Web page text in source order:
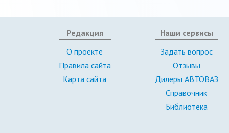
Редакция
О проекте
Правила сайта
Карта сайта
Наши сервисы
Задать вопрос
Отзывы
Дилеры АВТОВАЗ
Справочник
Библиотека